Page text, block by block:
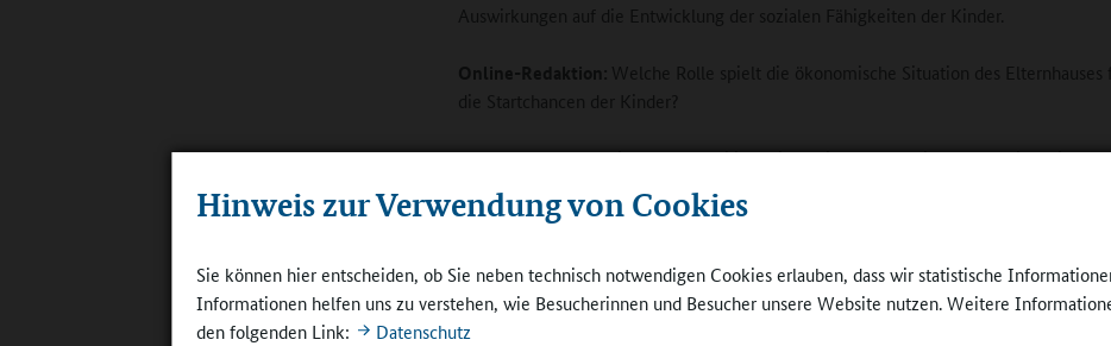
Hinweis zur Verwendung von Cookies
Sie können hier entscheiden, ob Sie neben technisch notwendigen Cookies erlauben, dass wir statistische
Informationen helfen uns zu verstehen, wie Besucherinnen und Besucher unsere Website nutzen. Weitere
den folgenden Link:
Datenschutz
Auswirkungen auf die Entwicklung der sozialen Fähigkeiten der Kinder.
Online-Redaktion: Welche Rolle spielt die ökonomische Situation des Elternhauses
die Startchancen der Kinder?
Aghamiri:Manche Kinder aus Familien mit weniger ökonomischen Möglichkeiten
dann im Verhalten in der Schule wieder. Wenn sich Kinder Räume nicht mehr
ökonomisch prekären Situation kommt, dass Eltern selbst die Fähigkeit fehlt, die
Notlage zu bewältigen, sich zu öffnen, mit den Kindern zu spielen, ihnen zuzuhören,
vorhandenen Bildungsangebote zu nutzen. Auch die persönliche Fähigkeit, soziale